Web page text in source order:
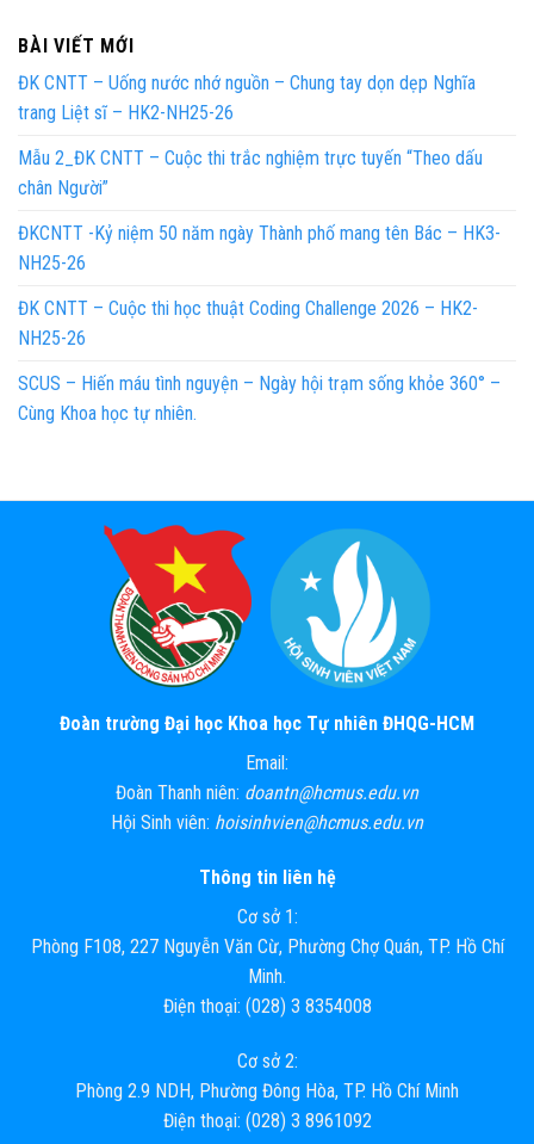
BÀI VIẾT MỚI
ĐK CNTT – Uống nước nhớ nguồn – Chung tay dọn dẹp Nghĩa
trang Liệt sĩ – HK2-NH25-26
Mẫu 2_ĐK CNTT – Cuộc thi trắc nghiệm trực tuyến “Theo dấu
chân Người”
ĐKCNTT -Kỷ niệm 50 năm ngày Thành phố mang tên Bác – HK3-
NH25-26
ĐK CNTT – Cuộc thi học thuật Coding Challenge 2026 – HK2-
NH25-26
SCUS – Hiến máu tình nguyện – Ngày hội trạm sống khỏe 360° –
Cùng Khoa học tự nhiên.
Đoàn trường Đại học Khoa học Tự nhiên ĐHQG-HCM
Email:
Đoàn Thanh niên: doantn@hcmus.edu.vn
Hội Sinh viên: hoisinhvien@hcmus.edu.vn
Thông tin liên hệ
Cơ sở 1:
Phòng F108, 227 Nguyễn Văn Cừ, Phường Chợ Quán, TP. Hồ Chí
Minh.
Điện thoại: (028) 3 8354008
Cơ sở 2:
Phòng 2.9 NDH, Phường Đông Hòa, TP. Hồ Chí Minh
Điện thoại: (028) 3 8961092